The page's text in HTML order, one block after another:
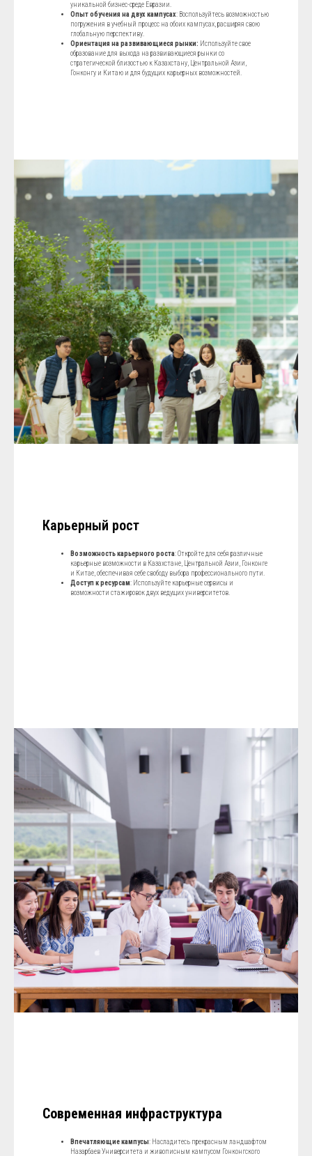
уникальной бизнес-среде Евразии.
Опыт обучения на двух кампусах: Воспользуйтесь возможностью
погружения в учебный процесс на обоих кампусах, расширяя свою
глобальную перспективу.
Ориентация на развивающиеся рынки: Используйте свое
образование для выхода на развивающиеся рынки со
стратегической близостью к Казахстану, Центральной Азии,
Гонконгу и Китаю и для будущих карьерных возможностей.
Карьерный рост
Возможность карьерного роста: Откройте для себя различные
карьерные возможности в Казахстане, Центральной Азии, Гонконге
и Китае, обеспечивая себе свободу выбора профессионального пути.
Доступ к ресурсам: Используйте карьерные сервисы и
возможности стажировок двух ведущих университетов.
Современная инфраструктура
Впечатляющие кампусы: Насладитесь прекрасным ландшафтом
Назарбаев Университета и живописным кампусом Гонконгского